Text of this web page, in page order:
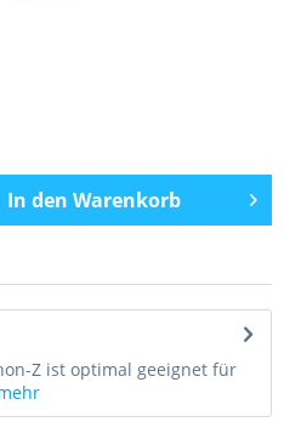
In den Warenkorb
Z ist optimal geeignet für